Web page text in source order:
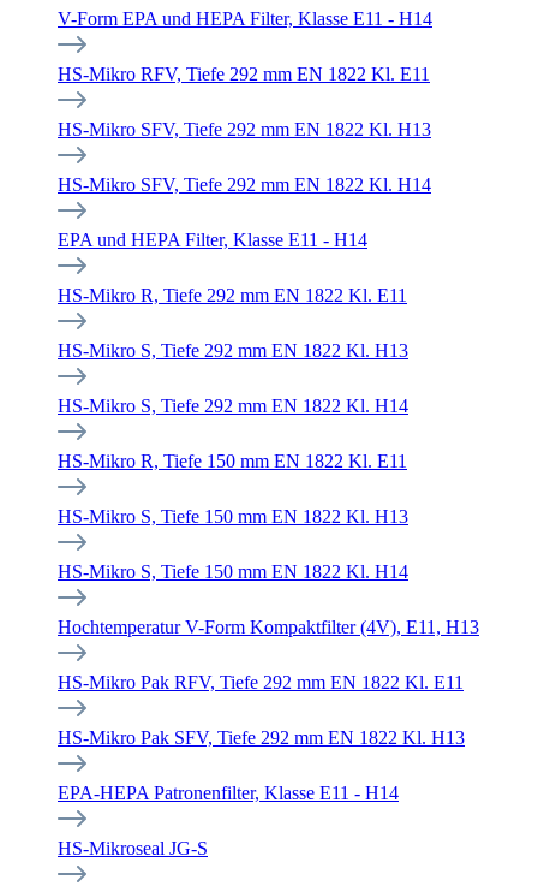
V-Form EPA und HEPA Filter, Klasse E11 - H14
HS-Mikro RFV, Tiefe 292 mm EN 1822 Kl. E11
HS-Mikro SFV, Tiefe 292 mm EN 1822 Kl. H13
HS-Mikro SFV, Tiefe 292 mm EN 1822 Kl. H14
EPA und HEPA Filter, Klasse E11 - H14
HS-Mikro R, Tiefe 292 mm EN 1822 Kl. E11
HS-Mikro S, Tiefe 292 mm EN 1822 Kl. H13
HS-Mikro S, Tiefe 292 mm EN 1822 Kl. H14
HS-Mikro R, Tiefe 150 mm EN 1822 Kl. E11
HS-Mikro S, Tiefe 150 mm EN 1822 Kl. H13
HS-Mikro S, Tiefe 150 mm EN 1822 Kl. H14
Hochtemperatur V-Form Kompaktfilter (4V), E11, H13
HS-Mikro Pak RFV, Tiefe 292 mm EN 1822 Kl. E11
HS-Mikro Pak SFV, Tiefe 292 mm EN 1822 Kl. H13
EPA-HEPA Patronenfilter, Klasse E11 - H14
HS-Mikroseal JG-S